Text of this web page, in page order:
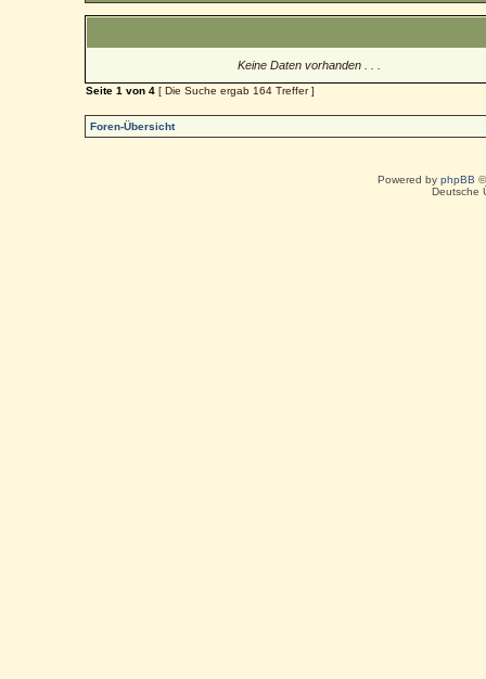
Keine Daten vorhanden . . .
Seite1 von4 [ Die Suche ergab 164 Treffer ]
Foren-Übersicht
Powered by phpBB
Deutsche